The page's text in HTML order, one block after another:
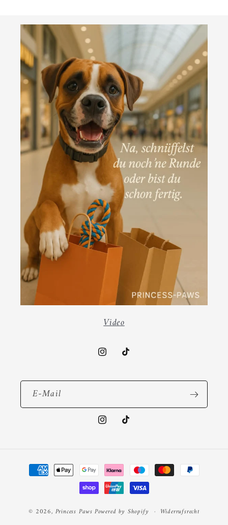
Video
InstagramTikTok
E-Mail
InstagramTikTok
Zahlungsmethoden
© 2026, Princess Paws Powered by Shopify
Widerrufsrecht